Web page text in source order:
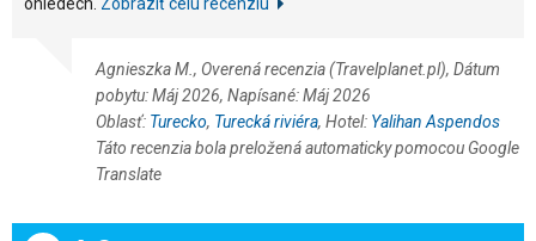
Agnieszka M., Overená recenzia (Travelplanet.pl), Dátum
pobytu: Máj 2026, Napísané: Máj 2026
Oblasť: Turecko, Turecká riviéra, Hotel: Yalihan Aspendos
Táto recenzia bola preložená automaticky pomocou Google
Translate